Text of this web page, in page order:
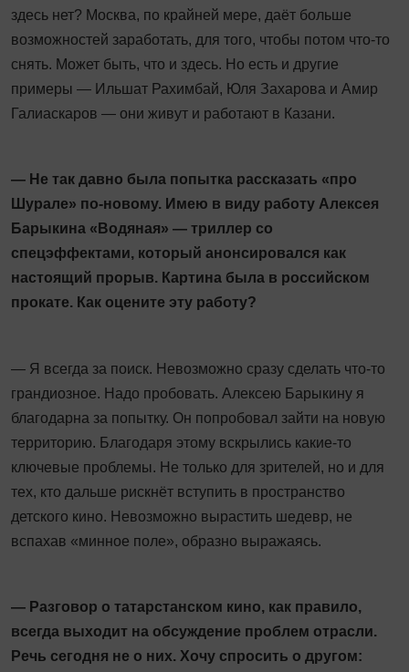
здесь нет? Москва, по крайней мере, даёт больше
возможностей заработать, для того, чтобы потом что-то
снять. Может быть, что и здесь. Но есть и другие
примеры — Ильшат Рахимбай, Юля Захарова и Амир
Галиаскаров — они живут и работают в Казани.
— Не так давно была попытка рассказать «про
Шурале» по-новому. Имею в виду работу Алексея
Барыкина «Водяная» — триллер со
спецэффектами, который анонсировался как
настоящий прорыв. Картина была в российском
прокате. Как оцените эту работу?
— Я всегда за поиск. Невозможно сразу сделать что-то
грандиозное. Надо пробовать. Алексею Барыкину я
благодарна за попытку. Он попробовал зайти на новую
территорию. Благодаря этому вскрылись какие-то
ключевые проблемы. Не только для зрителей, но и для
тех, кто дальше рискнёт вступить в пространство
детского кино. Невозможно вырастить шедевр, не
вспахав «минное поле», образно выражаясь.
— Разговор о татарстанском кино, как правило,
всегда выходит на обсуждение проблем отрасли.
Речь сегодня не о них. Хочу спросить о другом: